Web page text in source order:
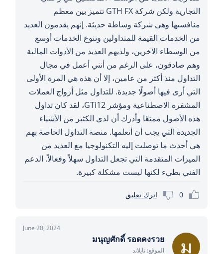
التجارية ولكن شركة GTH FX تتميز بين معظم
منافسيها وهي شركة وساطة حديثة. إنهم يقدمون العديد
من الخدمات القيمة للمتداولين وتنوع الخدمات أوسع
من الوسطاء الآخرين، ولديهم العديد من الأدوات المالية
وهم صادقون، على الرغم من أنني أعمل في مجال
التداول منذ أكثر من عامين، إلا أن هذه هي المرة الأولى
التي أرى فيها أصولًا جديدة. للتداول مثل أزواج العملات
المشفرة الاصطناعية ومؤشر GTi12، لقد كان تداول
هذه الأصول ممتعًا وأدرك أن لدي الكثير من الأشياء
الجديدة التي يجب أن أتعلمها. منصة التداول الخاصة بهم
هي أحدث ما توصلت إليه التكنولوجيا مع العديد من
الميزات المتقدمة التي تجعل التداول سهلاً وفعالاً. الدعم
الفني بطيء لكنها ليست مشكلة كبيرة.
0 اترك تعليق
June 20, 2024
มนุญศักดิ์ รอดคงรวย
الموقع: تايلاند